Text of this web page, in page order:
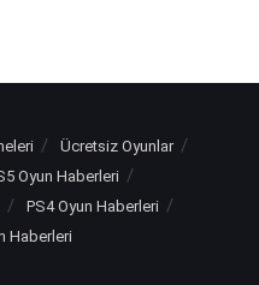
Ücretsiz Oyunlar
Oyun Haberleri
PS4 Oyun Haberleri
Haberleri